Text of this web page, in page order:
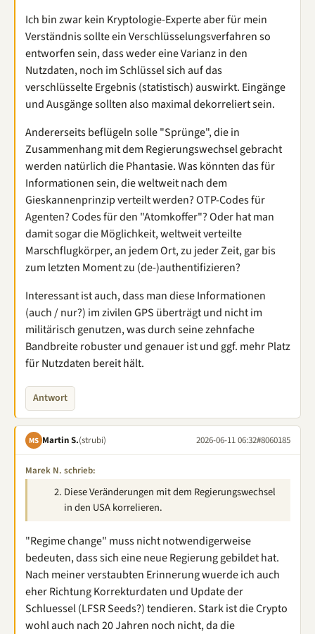
Ich bin zwar kein Kryptologie-Experte aber für mein
Verständnis sollte ein Verschlüsselungsverfahren so
entworfen sein, dass weder eine Varianz in den
Nutzdaten, noch im Schlüssel sich auf das
verschlüsselte Ergebnis (statistisch) auswirkt. Eingänge
und Ausgänge sollten also maximal dekorreliert sein.
Andererseits beflügeln solle "Sprünge", die in
Zusammenhang mit dem Regierungswechsel gebracht
werden natürlich die Phantasie. Was könnten das für
Informationen sein, die weltweit nach dem
Gieskannenprinzip verteilt werden? OTP-Codes für
Agenten? Codes für den "Atomkoffer"? Oder hat man
damit sogar die Möglichkeit, weltweit verteilte
Marschflugkörper, an jedem Ort, zu jeder Zeit, gar bis
zum letzten Moment zu (de-)authentifizieren?
Interessant ist auch, dass man diese Informationen
(auch / nur?) im zivilen GPS überträgt und nicht im
militärisch genutzen, was durch seine zehnfache
Bandbreite robuster und genauer ist und ggf. mehr Platz
für Nutzdaten bereit hält.
Antwort
MS Martin S.(strubi) 2026-06-11 06:32#8060185
Marek N. schrieb:
Diese Veränderungen mit dem Regierungswechsel
in den USA korrelieren.
"Regime change" muss nicht notwendigerweise
bedeuten, dass sich eine neue Regierung gebildet hat.
Nach meiner verstaubten Erinnerung wuerde ich auch
eher Richtung Korrekturdaten und Update der
Schluessel (LFSR Seeds?) tendieren. Stark ist die Crypto
wohl auch nach 20 Jahren noch nicht, da die